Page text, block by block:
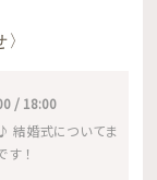
/ 18:00
結婚式についてま
！